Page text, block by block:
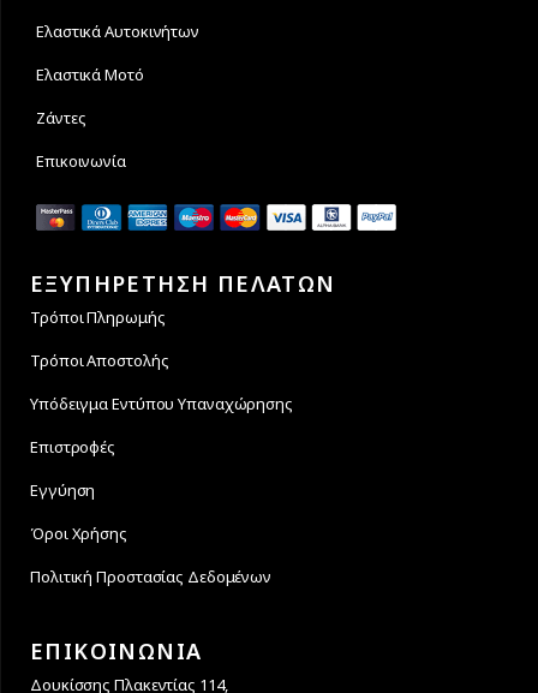
Ελαστικά Αυτοκινήτων
Ελαστικά Μοτό
Ζάντες
Επικοινωνία
ΕΞΥΠΗΡΕΤΗΣΗ ΠΕΛΑΤΩΝ
Τρόποι Πληρωμής
Τρόποι Αποστολής
Υπόδειγμα Εντύπου Υπαναχώρησης
Επιστροφές
Εγγύηση
Όροι Χρήσης
Πολιτική Προστασίας Δεδομένων
ΕΠΙΚΟΙΝΩΝΙΑ
Δουκίσσης Πλακεντίας 114,